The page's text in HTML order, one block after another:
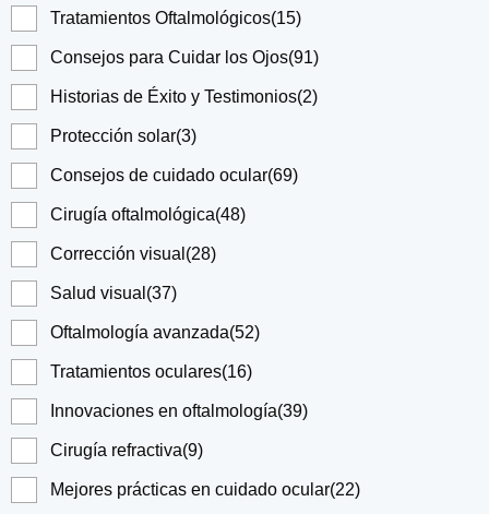
Tratamientos Oftalmológicos(15)
Consejos para Cuidar los Ojos(91)
Historias de Éxito y Testimonios(2)
Protección solar(3)
Consejos de cuidado ocular(69)
Cirugía oftalmológica(48)
Corrección visual (28)
Salud visual (37)
Oftalmología avanzada(52)
Tratamientos oculares(16)
Innovaciones en oftalmología(39)
Cirugía refractiva(9)
Mejores prácticas en cuidado ocular(22)